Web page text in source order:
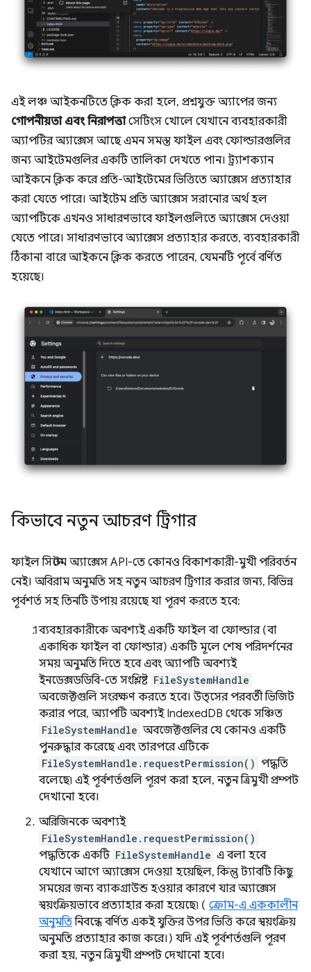
এই লঞ্চ আইকনটিতে ক্লিক করা হলে, প্রশ্নযুক্ত অ্যাপের জন্য
গোপনীয়তা এবং নিরাপত্তাসেটিংস খোলে যেখানে ব্যবহারকারী
অ্যাপটির অ্যাক্সেস আছে এমন সমস্ত ফাইল এবং ফোল্ডারগুলির
জন্য আইটেমগুলির একটি তালিকা দেখতে পান। ট্র্যাশক্যান
আইকনে ক্লিক করে প্রতি-আইটেমের ভিত্তিতে অ্যাক্সেস প্রত্যাহার
করা যেতে পারে। আইটেম প্রতি অ্যাক্সেস সরানোর অর্থ হল
অ্যাপটিকে এখনও সাধারণভাবে ফাইলগুলিতে অ্যাক্সেস দেওয়া
যেতে পারে। সাধারণভাবে অ্যাক্সেস প্রত্যাহার করতে, ব্যবহারকারী
ঠিকানা বারে আইকনে ক্লিক করতে পারেন, যেমনটি পূর্বে বর্ণিত
হয়েছে।
কিভাবে নতুন আচরণ ট্রিগার
ফাইল সিস্টেম অ্যাক্সেস API-তে কোনও বিকাশকারী-মুখী পরিবর্তন
নেই। অবিরাম অনুমতি সহ নতুন আচরণ ট্রিগার করার জন্য, বিভিন্ন
পূর্বশর্ত সহ তিনটি উপায় রয়েছে যা পূরণ করতে হবে:
ব্যবহারকারীকে অবশ্যই একটি ফাইল বা ফোল্ডার (বা
একাধিক ফাইল বা ফোল্ডার) একটি মূলে শেষ পরিদর্শনের
সময় অনুমতি দিতে হবে এবং অ্যাপটি অবশ্যই
ইনডেক্সডডিবি-তে সংশ্লিষ্ট FileSystemHandle
অবজেক্টগুলি সংরক্ষণ করতে হবে। উত্সের পরবর্তী ভিজিট
করার পরে, অ্যাপটি অবশ্যই IndexedDB থেকে সঞ্চিত
FileSystemHandle অবজেক্টগুলির যে কোনও একটি
পুনরুদ্ধার করেছে এবং তারপরে এটিকে
FileSystemHandle.requestPermission() পদ্ধতি
বলেছে৷ এই পূর্বশর্তগুলি পূরণ করা হলে, নতুন ত্রিমুখী প্রম্পট
দেখানো হবে।
অরিজিনকে অবশ্যই
FileSystemHandle.requestPermission()
পদ্ধতিকে একটি FileSystemHandle এ বলা হবে
যেখানে আগে অ্যাক্সেস দেওয়া হয়েছিল, কিন্তু ট্যাবটি কিছু
সময়ের জন্য ব্যাকগ্রাউন্ড হওয়ার কারণে যার অ্যাক্সেস
স্বয়ংক্রিয়ভাবে প্রত্যাহার করা হয়েছে৷ ( ক্রোম-এ এককালীন
অনুমতিনিবন্ধে বর্ণিত একই যুক্তির উপর ভিত্তি করে স্বয়ংক্রিয়
অনুমতি প্রত্যাহার কাজ করে।) যদি এই পূর্বশর্তগুলি পূরণ
করা হয়, নতুন ত্রিমুখী প্রম্পট দেখানো হবে।